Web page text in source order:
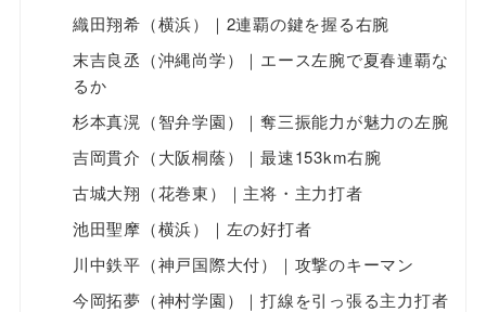
織田翔希（横浜）｜2連覇の鍵を握る右腕
末吉良丞（沖縄尚学）｜エース左腕で夏春連覇な
るか
杉本真滉（智弁学園）｜奪三振能力が魅力の左腕
吉岡貫介（大阪桐蔭）｜最速153km右腕
古城大翔（花巻東）｜主将・主力打者
池田聖摩（横浜）｜左の好打者
川中鉄平（神戸国際大付）｜攻撃のキーマン
今岡拓夢（神村学園）｜打線を引っ張る主力打者